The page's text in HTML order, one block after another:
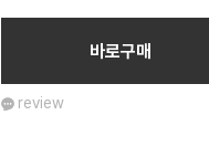
바로구매
review